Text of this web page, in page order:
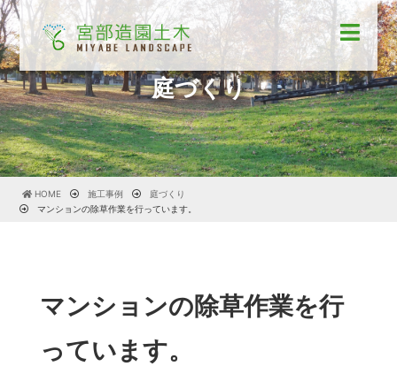
庭づくり
HOME 施工事例
庭づくり
マンションの除草作業を行っています。
マンションの除草作業を行
っています。